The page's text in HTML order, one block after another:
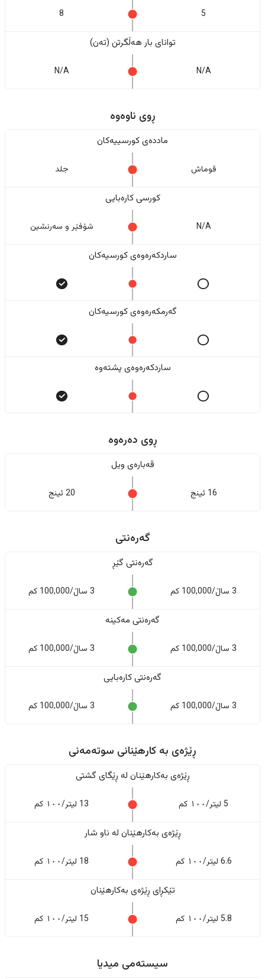
5
8
تواناى بار هەڵگرتن (تەن)
N/A
N/A
ڕوی ناوەوە
ماددەی کورسییەکان
قوماش جلد
کورسی کارەبایی
N/A شۆفێر و سەرنشین
ساردکەرەوەی کورسیەکان
گەرمکەرەوەی کورسیەکان
ساردکەرەوەی پشتەوە
ڕوی دەرەوە
قەبارەی ویل
16 ئینج 20 ئینج
گەرەنتی
گەرەنتی گێڕ
3 ساڵ/100,000 کم 3 ساڵ/100,000 کم
گەرەنتی مەکینە
3 ساڵ/100,000 کم 3 ساڵ/100,000 کم
گەرەنتی کارەبایی
3 ساڵ/100,000 کم 3 ساڵ/100,000 کم
ڕێژەى به کارهێنانی سوتەمەنی
ڕێژەى بەکارهێنان له ڕێگای گشتی
5 لیتر/١٠٠ کم 13 لیتر/١٠٠ کم
ڕێژەى بەکارهێنان له ناو شار
6.6 لیتر/١٠٠ کم 18 لیتر/١٠٠ کم
تێکڕای ڕێژەى بەکارهێنان
5.8 لیتر/١٠٠ کم 15 لیتر/١٠٠ کم
سیستەمی میدیا